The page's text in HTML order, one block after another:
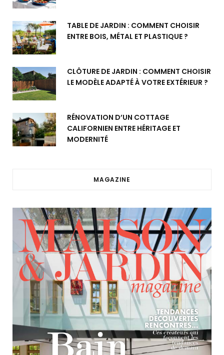
TABLE DE JARDIN : COMMENT CHOISIR
ENTRE BOIS, MÉTAL ET PLASTIQUE ?
CLÔTURE DE JARDIN : COMMENT CHOISIR
LE MODÈLE ADAPTÉ À VOTRE EXTÉRIEUR ?
RÉNOVATION D’UN COTTAGE
CALIFORNIEN ENTRE HÉRITAGE ET
MODERNITÉ
MAGAZINE